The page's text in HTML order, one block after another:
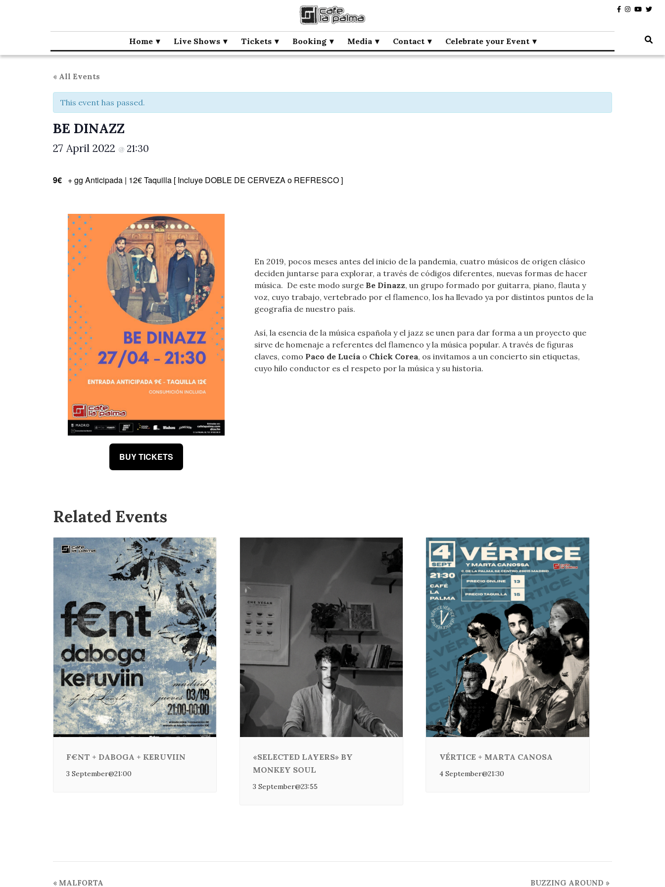
Café la Palma
Programming live music in Madrid since 1995.
Home Live Shows Tickets Booking Media Contact Celebrate your Event
« All Events
This event has passed.
BE DINAZZ
27 April 2022 @ 21:30
9€ + gg Anticipada | 12€ Taquilla [ Incluye DOBLE DE CERVEZA o REFRESCO ]
BUY TICKETS
En 2019, pocos meses antes del inicio de la pandemia, cuatro músicos de origen clásico
deciden juntarse para explorar, a través de códigos diferentes, nuevas formas de hacer
música. De este modo surge Be Dinazz, un grupo formado por guitarra, piano, flauta y
voz, cuyo trabajo, vertebrado por el flamenco, los ha llevado ya por distintos puntos de la
geografía de nuestro país.
Así, la esencia de la música española y el jazz se unen para dar forma a un proyecto que
sirve de homenaje a referentes del flamenco y la música popular. A través de figuras
claves, como Paco de Lucíao Chick Corea, os invitamos a un concierto sin etiquetas,
cuyo hilo conductor es el respeto por la música y su historia.
Related Events
F€NT + DABOGA + KERUVIIN
3 September@21:00
«SELECTED LAYERS» BY
MONKEY SOUL
3 September@23:55
VÉRTICE + MARTA CANOSA
4 September@21:30
Event
« MALFORTA BUZZING AROUND »